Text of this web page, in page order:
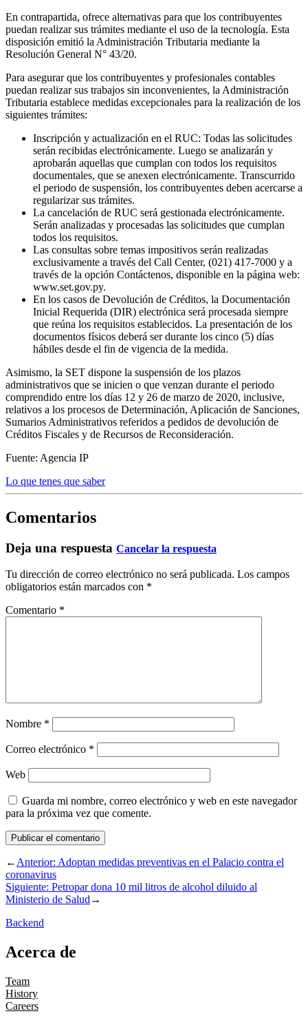
En contrapartida, ofrece alternativas para que los contribuyentes
puedan realizar sus trámites mediante el uso de la tecnología. Esta
disposición emitió la Administración Tributaria mediante la
Resolución General N° 43/20.
Para asegurar que los contribuyentes y profesionales contables
puedan realizar sus trabajos sin inconvenientes, la Administración
Tributaria establece medidas excepcionales para la realización de los
siguientes trámites:
Inscripción y actualización en el RUC: Todas las solicitudes
serán recibidas electrónicamente. Luego se analizarán y
aprobarán aquellas que cumplan con todos los requisitos
documentales, que se anexen electrónicamente. Transcurrido
el periodo de suspensión, los contribuyentes deben acercarse a
regularizar sus trámites.
La cancelación de RUC será gestionada electrónicamente.
Serán analizadas y procesadas las solicitudes que cumplan
todos los requisitos.
Las consultas sobre temas impositivos serán realizadas
exclusivamente a través del Call Center, (021) 417-7000 y a
través de la opción Contáctenos, disponible en la página web:
www.set.gov.py.
En los casos de Devolución de Créditos, la Documentación
Inicial Requerida (DIR) electrónica será procesada siempre
que reúna los requisitos establecidos. La presentación de los
documentos físicos deberá ser durante los cinco (5) días
hábiles desde el fin de vigencia de la medida.
Asimismo, la SET dispone la suspensión de los plazos
administrativos que se inicien o que venzan durante el periodo
comprendido entre los días 12 y 26 de marzo de 2020, inclusive,
relativos a los procesos de Determinación, Aplicación de Sanciones,
Sumarios Administrativos referidos a pedidos de devolución de
Créditos Fiscales y de Recursos de Reconsideración.
Fuente: Agencia IP
Lo que tenes que saber
Comentarios
Deja una respuesta Cancelar la respuesta
Tu dirección de correo electrónico no será publicada. Los campos
obligatorios están marcados con *
Comentario *
Nombre *
Correo electrónico *
Web
Guarda mi nombre, correo electrónico y web en este navegador
para la próxima vez que comente.
←Anterior: Adoptan medidas preventivas en el Palacio contra el
coronavirus
Siguiente: Petropar dona 10 mil litros de alcohol diluido al
Ministerio de Salud→
Backend
Acerca de
Team
History
Careers